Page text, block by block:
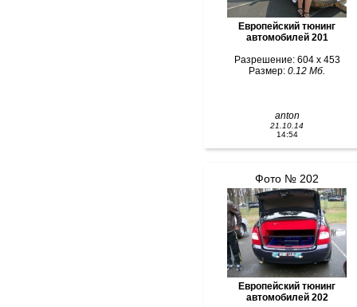
Европейский тюнинг
автомобилей 201
Разрешение: 604 x 453
Размер: 0.12 Мб.
anton
21.10.14
14:54
Фото № 202
Европейский тюнинг
автомобилей 202